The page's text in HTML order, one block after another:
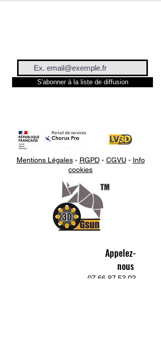
S'abonner à la liste de diffusion
Mentions Légales- RGPD- CGVU - Info
cookies
Appelez-
nous
07.66.87.53.03